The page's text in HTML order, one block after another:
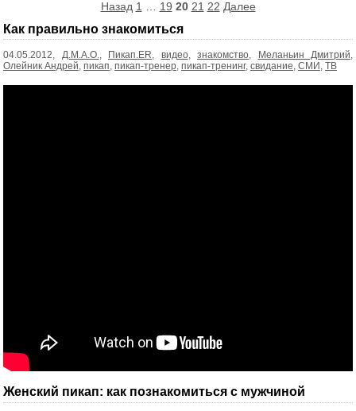
записей
Назад 1 … 19 20 21 22 Далее
Как правильно знакомиться
04.05.2012, Д.М.А.О., Пикап.ER, видео, знакомство, Меланьин Дмитрий,
Олейник Андрей, пикап, пикап-тренер, пикап-тренинг, свидание, СМИ, ТВ
Женский пикап: как познакомиться с мужчиной